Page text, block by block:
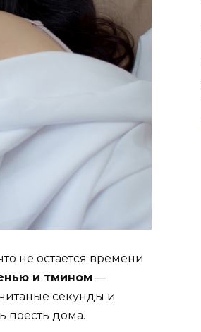
не остается времени
и тмином —
секунды и
поесть дома.